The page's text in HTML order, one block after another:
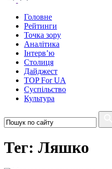
Головне
Рейтинги
Точка зору
Аналітика
Інтерв’ю
Столиця
Дайджест
TOP For UA
Суспiльство
Культура
Тег: Ляшко